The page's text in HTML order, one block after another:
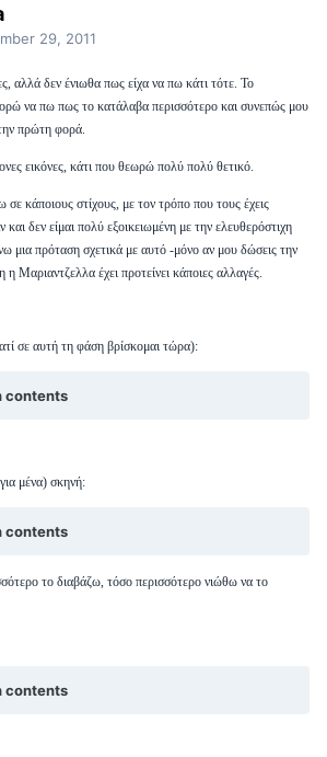
29, 2011
αλλά δεν ένιωθα πως είχα να πω κάτι τότε. Το
να πω πως το κατάλαβα περισσότερο και συνεπώς μου
πρώτη φορά.
εικόνες, κάτι που θεωρώ πολύ πολύ θετικό.
κάποιους στίχους, με τον τρόπο που τους έχεις
δεν είμαι πολύ εξοικειωμένη με την ελευθερόστιχη
μια πρόταση σχετικά με αυτό -μόνο αν μου δώσεις την
Μαριαντζελλα έχει προτείνει κάποιες αλλαγές.
σε αυτή τη φάση βρίσκομαι τώρα):
contents
μένα) σκηνή:
contents
το διαβάζω, τόσο περισσότερο νιώθω να το
contents